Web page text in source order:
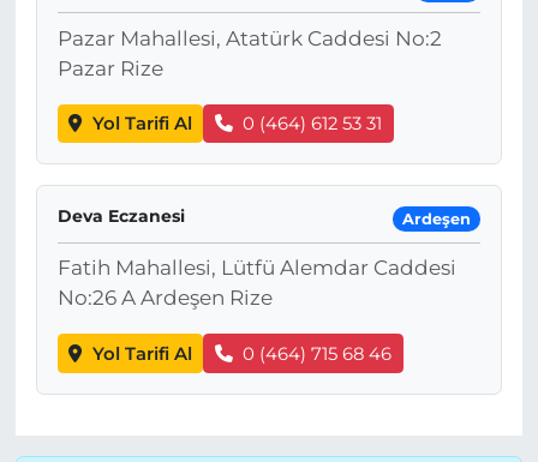
Pazar Mahallesi, Atatürk Caddesi No:2
Pazar Rize
Yol Tarifi Al 0 (464) 612 53 31
Deva Eczanesi Ardeşen
Fatih Mahallesi, Lütfü Alemdar Caddesi
No:26 A Ardeşen Rize
Yol Tarifi Al 0 (464) 715 68 46